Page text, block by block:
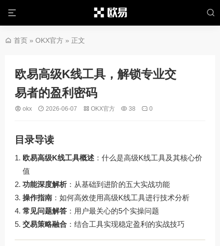
首页 » OKX官方 » 正文
欧易高级K线工具，解锁专业交
易者的盈利密码
okx 2026-06-07 OKX官方 38 0
目录导读
欧易高级K线工具概述 ：什么是高级K线工具及其核心价
值
功能深度解析 ：从基础到进阶的五大实战功能
操作指南 ：如何高效使用高级K线工具进行技术分析
常见问题解答 ：用户最关心的5个实操问题
交易策略融合 ：结合工具实现稳定盈利的实战技巧